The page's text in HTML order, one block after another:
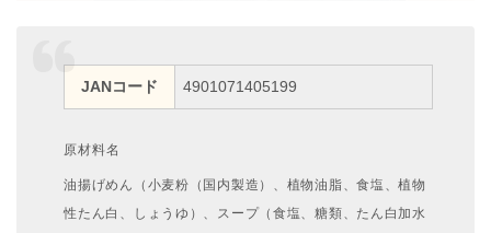
JANコード 4901071405199
原材料名
油揚げめん（小麦粉（国内製造）、植物油脂、食塩、植物
性たん白、しょうゆ）、スープ（食塩、糖類、たん白加水